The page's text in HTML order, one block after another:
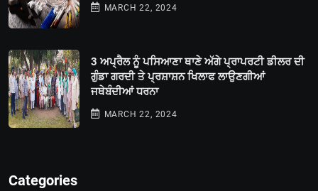
MARCH 22, 2024
3 ਅਪ੍ਰੈਲ ਨੂੰ ਪਸਿਆਣਾ ਥਾਣੇ ਅੱਗੇ ਪ੍ਰਾਪਰਟੀ ਡੀਲਰ ਦੀ
ਗੁੰਡਾ ਗਰਦੀ ਤੇ ਪ੍ਰਸ਼ਾਸ਼ਨ ਖਿਲਾਫ ਲਾਉਣਗੀਆਂ
ਜਥੇਬੰਦੀਆਂ ਧਰਨਾ
MARCH 22, 2024
Categories